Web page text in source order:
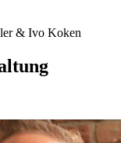
& Ivo Koken